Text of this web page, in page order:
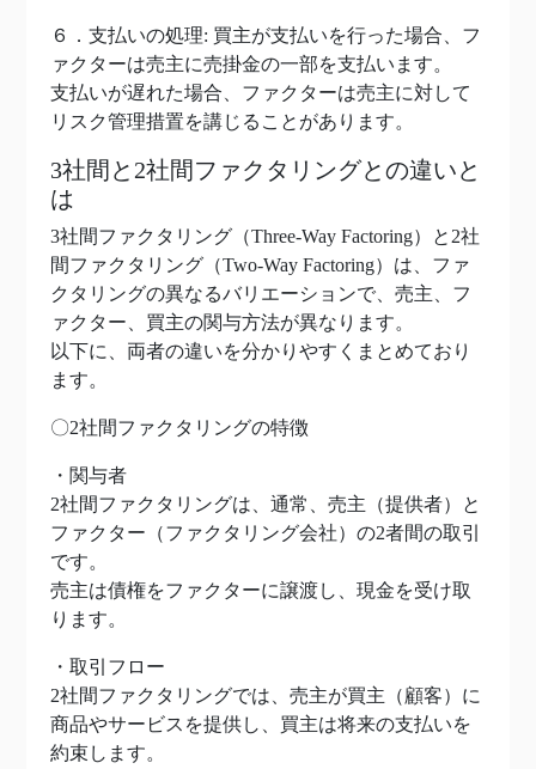
６．支払いの処理: 買主が支払いを行った場合、フ
ァクターは売主に売掛金の一部を支払います。
支払いが遅れた場合、ファクターは売主に対して
リスク管理措置を講じることがあります。
3社間と2社間ファクタリングとの違いと
は
3社間ファクタリング（Three-Way Factoring）と2社
間ファクタリング（Two-Way Factoring）は、ファ
クタリングの異なるバリエーションで、売主、フ
ァクター、買主の関与方法が異なります。
以下に、両者の違いを分かりやすくまとめており
ます。
〇2社間ファクタリングの特徴
・関与者
2社間ファクタリングは、通常、売主（提供者）と
ファクター（ファクタリング会社）の2者間の取引
です。
売主は債権をファクターに譲渡し、現金を受け取
ります。
・取引フロー
2社間ファクタリングでは、売主が買主（顧客）に
商品やサービスを提供し、買主は将来の支払いを
約束します。